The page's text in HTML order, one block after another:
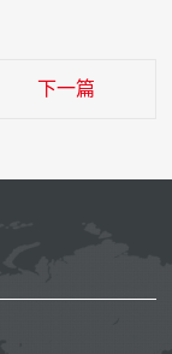
下一篇